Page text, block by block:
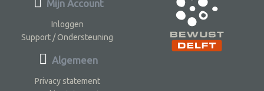
Mijn Account
Inloggen
Support / Ondersteuning
Algemeen
Privacy statement